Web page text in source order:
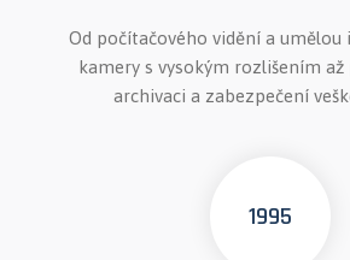
Od počítačového vidění a umělou
kamery s vysokým rozlišením až
archivaci a zabezpečení
1995